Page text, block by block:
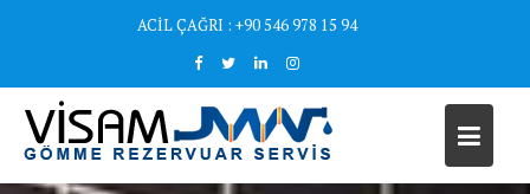
ACİL ÇAĞRI : +90 546 978 15 94